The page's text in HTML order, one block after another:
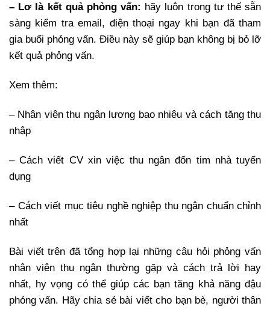
– Lơ là kết quả phỏng vấn: hãy luôn trong tư thế sẵn
sàng kiểm tra email, điện thoại ngay khi bạn đã tham
gia buổi phỏng vấn. Điều này sẽ giúp bạn không bị bỏ lỡ
kết quả phỏng vấn.
Xem thêm:
– Nhân viên thu ngân lương bao nhiêu và cách tăng thu
nhập
– Cách viết CV xin việc thu ngân đốn tim nhà tuyển
dụng
– Cách viết mục tiêu nghề nghiệp thu ngân chuẩn chỉnh
nhất
Bài viết trên đã tổng hợp lại những câu hỏi phỏng vấn
nhân viên thu ngân thường gặp và cách trả lời hay
nhất, hy vọng có thể giúp các bạn tăng khả năng đậu
phỏng vấn. Hãy chia sẻ bài viết cho bạn bè, người thân